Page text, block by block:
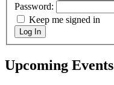
Password:
Keep me signed in
Log In
Upcoming Events